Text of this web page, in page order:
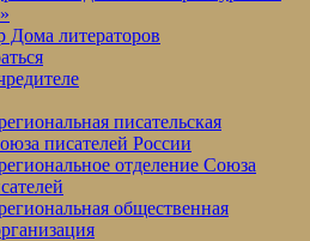
Дома литераторов
писательская
писателей России
отделение Союза
общественная